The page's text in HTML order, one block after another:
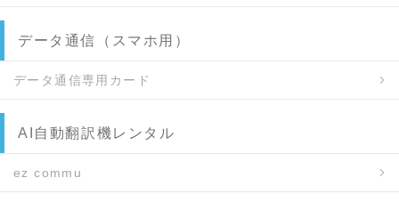
データ通信（スマホ用）
データ通信専用カード
AI自動翻訳機レンタル
ez commu